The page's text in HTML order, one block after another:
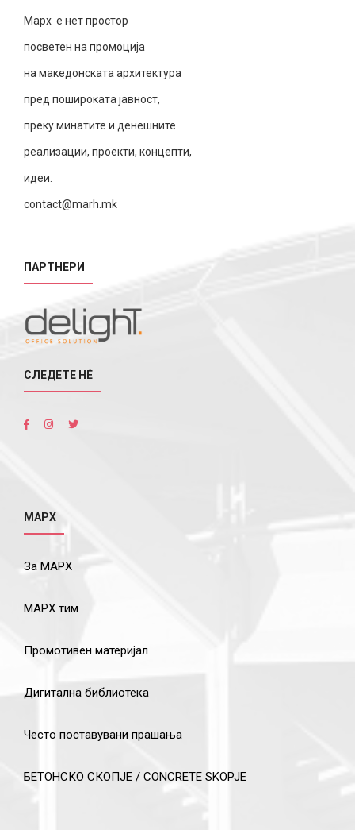
Марх е нет простор
посветен на промоција
на македонската архитектура
пред пошироката јавност,
преку минатите и денешните
реализации, проекти, концепти,
идеи.
contact@marh.mk
ПАРТНЕРИ
СЛЕДЕТЕ НÉ
МАРХ
За МАРХ
МАРХ тим
Промотивен материјал
Дигитална библиотека
Често поставувани прашања
БЕТОНСКО СКОПЈЕ / CONCRETE SKOPJE